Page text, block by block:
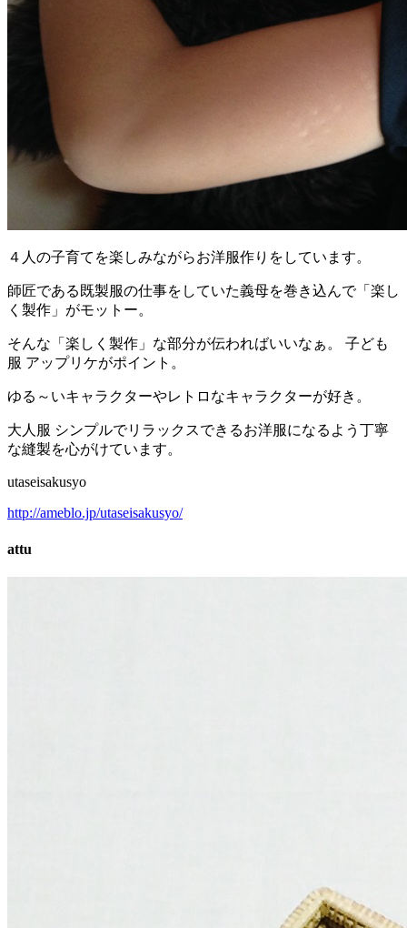
４人の子育てを楽しみながらお洋服作りをしています。
師匠である既製服の仕事をしていた義母を巻き込んで「楽し
く製作」がモットー。
そんな「楽しく製作」な部分が伝わればいいなぁ。 子ども
服 アップリケがポイント。
ゆる～いキャラクターやレトロなキャラクターが好き。
大人服 シンプルでリラックスできるお洋服になるよう丁寧
な縫製を心がけています。
utaseisakusyo
http://ameblo.jp/utaseisakusyo/
attu